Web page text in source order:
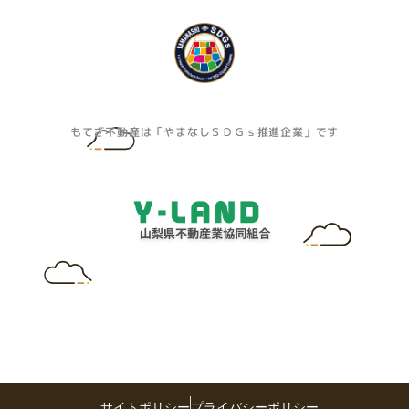
もてぎ不動産は「やまなしＳＤＧｓ推進企業」です